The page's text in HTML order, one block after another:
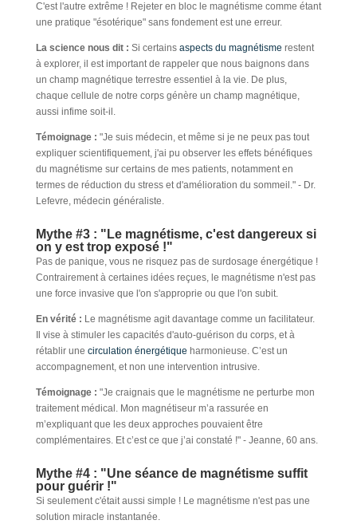
C'est l'autre extrême ! Rejeter en bloc le magnétisme comme étant
une pratique "ésotérique" sans fondement est une erreur.
La science nous dit : Si certains aspects du magnétisme restent
à explorer, il est important de rappeler que nous baignons dans
un champ magnétique terrestre essentiel à la vie. De plus,
chaque cellule de notre corps génère un champ magnétique,
aussi infime soit-il.
Témoignage : "Je suis médecin, et même si je ne peux pas tout
expliquer scientifiquement, j'ai pu observer les effets bénéfiques
du magnétisme sur certains de mes patients, notamment en
termes de réduction du stress et d'amélioration du sommeil." - Dr.
Lefevre, médecin généraliste.
Mythe #3 : "Le magnétisme, c'est dangereux si
on y est trop exposé !"
Pas de panique, vous ne risquez pas de surdosage énergétique !
Contrairement à certaines idées reçues, le magnétisme n'est pas
une force invasive que l'on s'approprie ou que l'on subit.
En vérité : Le magnétisme agit davantage comme un facilitateur.
Il vise à stimuler les capacités d'auto-guérison du corps, et à
rétablir une circulation énergétique harmonieuse. C’est un
accompagnement, et non une intervention intrusive.
Témoignage : "Je craignais que le magnétisme ne perturbe mon
traitement médical. Mon magnétiseur m’a rassurée en
m’expliquant que les deux approches pouvaient être
complémentaires. Et c’est ce que j’ai constaté !" - Jeanne, 60 ans.
Mythe #4 : "Une séance de magnétisme suffit
pour guérir !"
Si seulement c'était aussi simple ! Le magnétisme n'est pas une
solution miracle instantanée.